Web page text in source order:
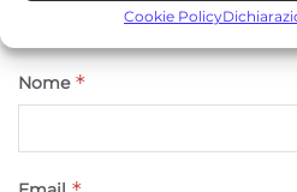
prestazioni degli annunci, Misurare
combinazione di dati provenienti
Cookie Policy
Nome *